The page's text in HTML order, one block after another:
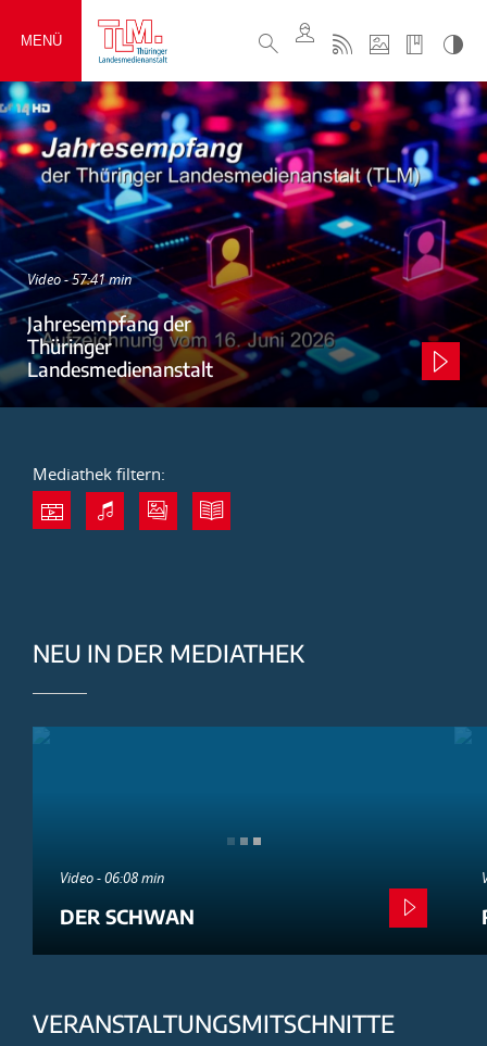
MENÜ
Video - 57:41 min
Jahresempfang der
Thüringer
Landesmedienanstalt
Mediathek filtern:
NEU IN DER MEDIATHEK
Video - 06:08 min
DER SCHWAN
VERANSTALTUNGSMITSCHNITTE